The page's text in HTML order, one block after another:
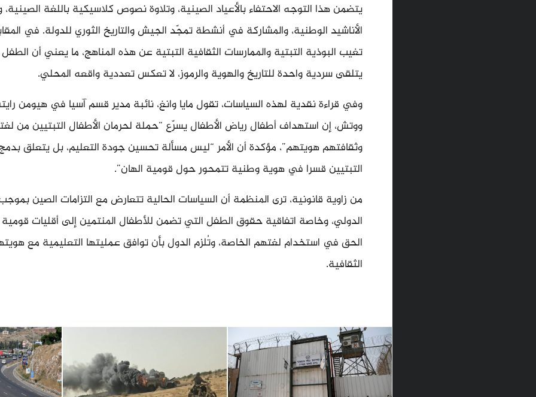
يتضمن هذا التوجه الاحتفاء بالأعياد الصينية، وتلاوة نصوص كلاسيكية باللغة الصينية،
الأناشيد الوطنية، والمشاركة في أنشطة تمجّد الجيش والتاريخ الثوري للدولة. في
تغيب البوذية التبتية والممارسات الثقافية التبتية عن هذه المناهج، ما يعني أن
يتلقى سردية واحدة للتاريخ والهوية والرموز، لا تعكس تعددية واقعه المحلي.
وفي قراءة نقدية لهذه السياسات، تقول مايا وانغ، نائبة مدير قسم آسيا في هيومن
ووتش، إن استهداف أطفال رياض الأطفال يسرّع “حملة لحرمان الأطفال التبتيين من
وثقافتهم هويتهم”، مؤكدة أن الأمر “ليس مسألة تحسين جودة التعليم، بل يتعلق
التبتيين قسرا في هوية وطنية تتمحور حول قومية الهان”.
من زاوية قانونية، ترى المنظمة أن السياسات الحالية تتعارض مع التزامات الصين
الدولي، وخاصة اتفاقية حقوق الطفل التي تضمن للأطفال المنتمين إلى أقليات قومية
الحق في استخدام لغتهم الخاصة، وتُلزم الدول بأن توافق عمليتها التعليمية مع
الثقافية.